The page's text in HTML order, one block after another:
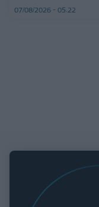
07/08/2026 - 05:22